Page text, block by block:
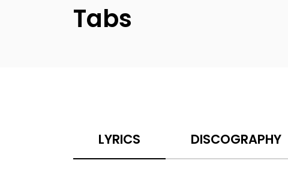
Tabs
LYRICS DISCOGRAPHY